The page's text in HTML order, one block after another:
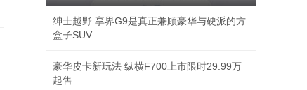
绅士越野 享界G9是真正兼顾豪华与硬派的方
盒子SUV
豪华皮卡新玩法 纵横F700上市限时29.99万
起售